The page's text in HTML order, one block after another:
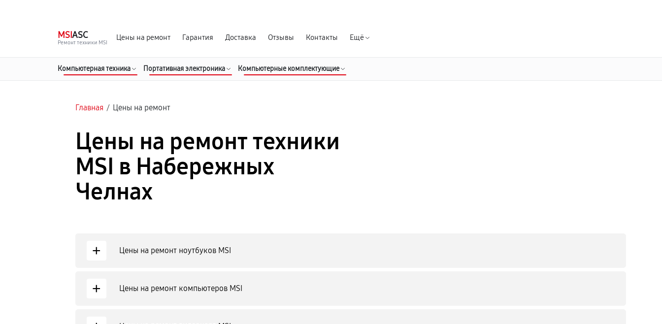
MSIASC
Ремонт техники MSI
Цены на ремонт Гарантия Доставка Отзывы Контакты Ещё
Компьютерная техника Портативная электроника Компьютерные комплектующие
Главная / Цены на ремонт
Цены на ремонт техники
MSI в Набережных
Челнах
+ Цены на ремонт ноутбуков MSI
+ Цены на ремонт компьютеров MSI